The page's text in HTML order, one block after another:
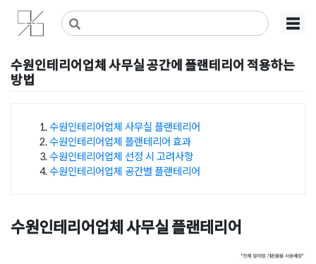
Skip
content
사무실인테리어 디자인 공사 비용견적 플랫폼
사무실인테리어 916
☰
수원인테리어업체 사무실 공간에 플랜테리어 적용하는
방법
수원인테리어업체 사무실 플랜테리어
수원인테리어업체 플랜테리어 효과
수원인테리어업체 선정 시 고려사항
수원인테리어업체 공간별 플랜테리어
수원인테리어업체 사무실 플랜테리어